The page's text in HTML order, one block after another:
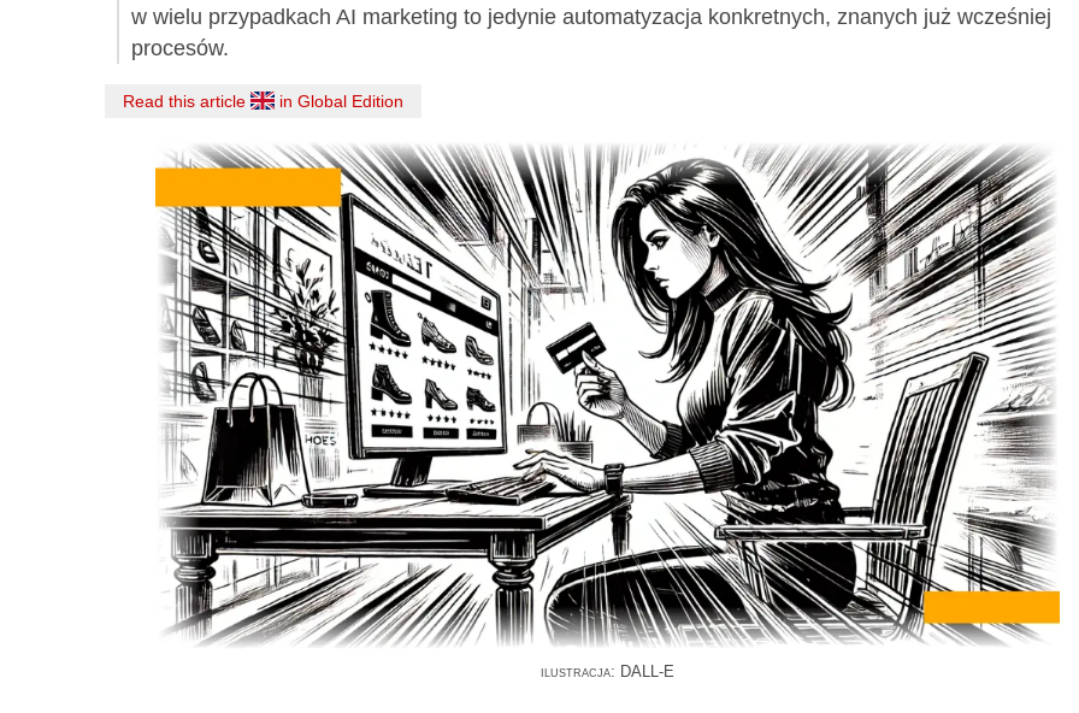
w wielu przypadkach AI marketing to jedynie automatyzacja konkretnych, znanych już wcześniej
procesów.
Read this article in Global Edition
ilustracja: DALL-E